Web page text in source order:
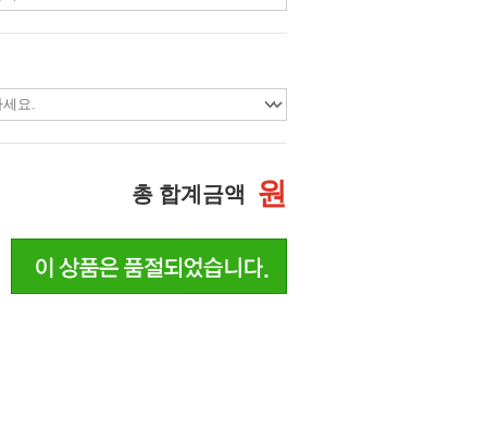
총 합계금액 원